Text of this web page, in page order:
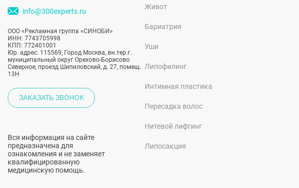
info@300experts.ru
ООО «Рекламная группа «СИНОБИ»
ИНН: 7743705998
КПП: 772401001
Юр. адрес: 115569, Город Москва, вн.тер.г.
муниципальный округ Орехово-Борисово
Северное, проезд Шипиловский, д. 27, помещ.
13Н
ЗАКАЗАТЬ ЗВОНОК
Вся информация на сайте
предназначена для
ознакомления и не заменяет
квалифицированную
медицинскую помощь.
Живот
Бариатрия
Уши
Липофилинг
Интимная пластика
Пересадка волос
Нитевой лифтинг
Липосакция